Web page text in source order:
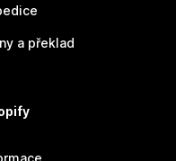
a překlad